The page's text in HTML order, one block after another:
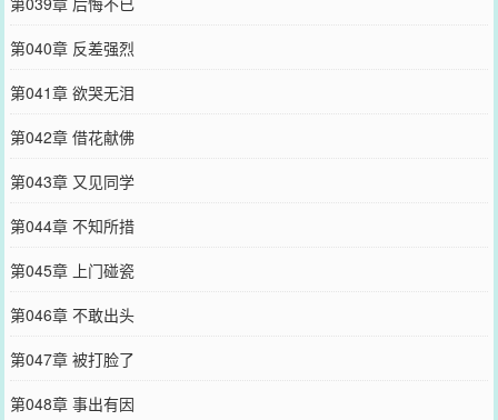
第040章 反差强烈
第041章 欲哭无泪
第042章 借花献佛
第043章 又见同学
第044章 不知所措
第045章 上门碰瓷
第046章 不敢出头
第047章 被打脸了
第048章 事出有因